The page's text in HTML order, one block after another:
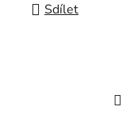
Sdílet